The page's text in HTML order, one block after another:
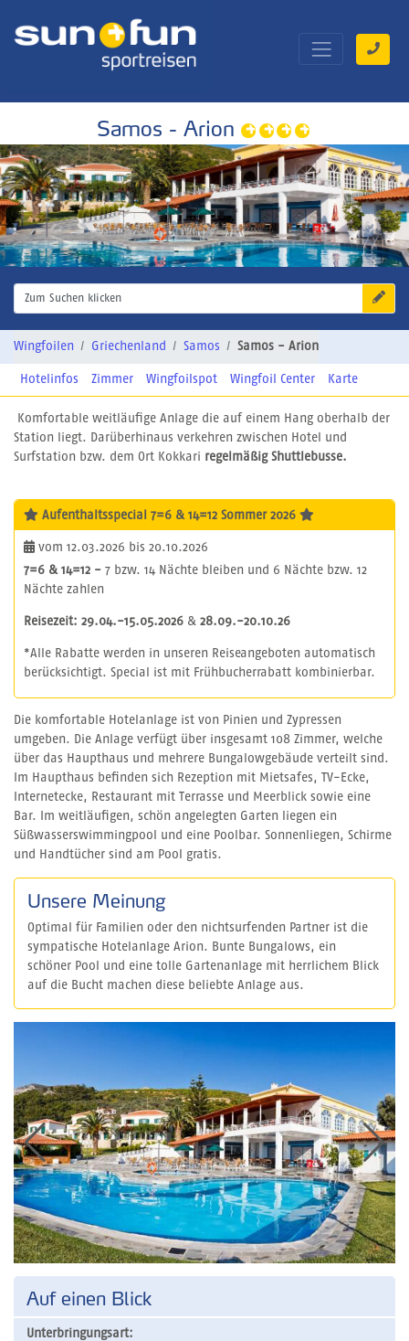
Samos - Arion
Zum Suchen klicken
Wingfoilen Griechenland Samos Samos - Arion
Hotelinfos Zimmer Wingfoilspot Wingfoil Center Karte
Komfortable weitläufige Anlage die auf einem Hang oberhalb der
Station liegt. Darüberhinaus verkehren zwischen Hotel und
Surfstation bzw. dem Ort Kokkari regelmäßig Shuttlebusse.
Aufenthaltsspecial 7=6 & 14=12 Sommer 2026
vom 12.03.2026 bis 20.10.2026
7=6 & 14=12 - 7 bzw. 14 Nächte bleiben und 6 Nächte bzw. 12
Nächte zahlen
Reisezeit: 29.04.-15.05.2026 & 28.09.-20.10.26
*Alle Rabatte werden in unseren Reiseangeboten automatisch
berücksichtigt. Special ist mit Frühbucherrabatt kombinierbar.
Die komfortable Hotelanlage ist von Pinien und Zypressen
umgeben. Die Anlage verfügt über insgesamt 108 Zimmer, welche
über das Haupthaus und mehrere Bungalowgebäude verteilt sind.
Im Haupthaus befinden sich Rezeption mit Mietsafes, TV-Ecke,
Internetecke, Restaurant mit Terrasse und Meerblick sowie eine
Bar. Im weitläufigen, schön angelegten Garten liegen ein
Süßwasserswimmingpool und eine Poolbar. Sonnenliegen, Schirme
und Handtücher sind am Pool gratis.
Unsere Meinung
Optimal für Familien oder den nichtsurfenden Partner ist die
sympatische Hotelanlage Arion. Bunte Bungalows, ein
schöner Pool und eine tolle Gartenanlage mit herrlichem Blick
auf die Bucht machen diese beliebte Anlage aus.
Auf einen Blick
Unterbringungsart: